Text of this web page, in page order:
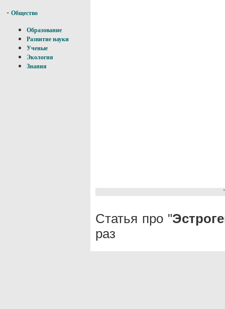
- Общество
Образование
Развитие науки
Ученые
Экология
Знания
Статья про "
раз